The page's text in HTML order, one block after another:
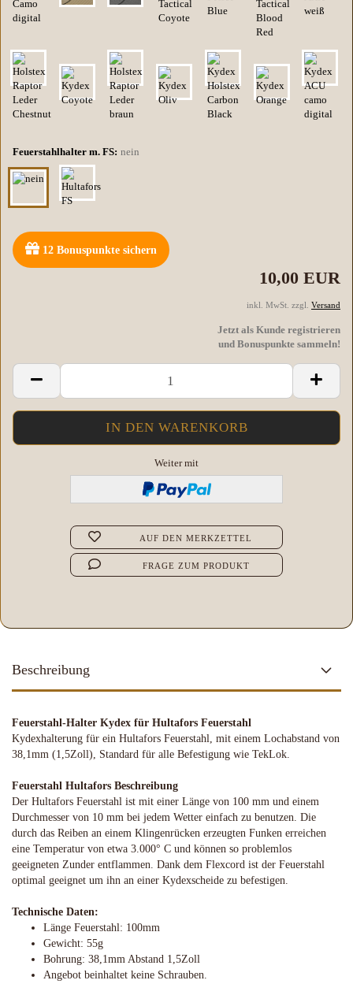
Feuerstahlhalter m. FS: nein
12 Bonuspunkte sichern
10,00 EUR
inkl. MwSt. zzgl. Versand
Jetzt als Kunde registrieren
und Bonuspunkte sammeln!
Weiter mit
AUF DEN MERKZETTEL
FRAGE ZUM PRODUKT
Beschreibung
Feuerstahl-Halter Kydex für Hultafors Feuerstahl
Kydexhalterung für ein Hultafors Feuerstahl, mit einem Lochabstand von
38,1mm (1,5Zoll), Standard für alle Befestigung wie TekLok.
Feuerstahl Hultafors Beschreibung
Der Hultafors Feuerstahl ist mit einer Länge von 100 mm und einem
Durchmesser von 10 mm bei jedem Wetter einfach zu benutzen. Die
durch das Reiben an einem Klingenrücken erzeugten Funken erreichen
eine Temperatur von etwa 3.000° C und können so problemlos
geeigneten Zunder entflammen. Dank dem Flexcord ist der Feuerstahl
optimal geeignet um ihn an einer Kydexscheide zu befestigen.
Technische Daten:
Länge Feuerstahl: 100mm
Gewicht: 55g
Bohrung: 38,1mm Abstand 1,5Zoll
Angebot beinhaltet keine Schrauben.